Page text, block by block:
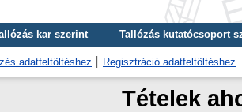
kar szerint Tallózás kutatócsoport
adatfeltöltéshez Regisztráció adatfeltöltéshez
Tételek